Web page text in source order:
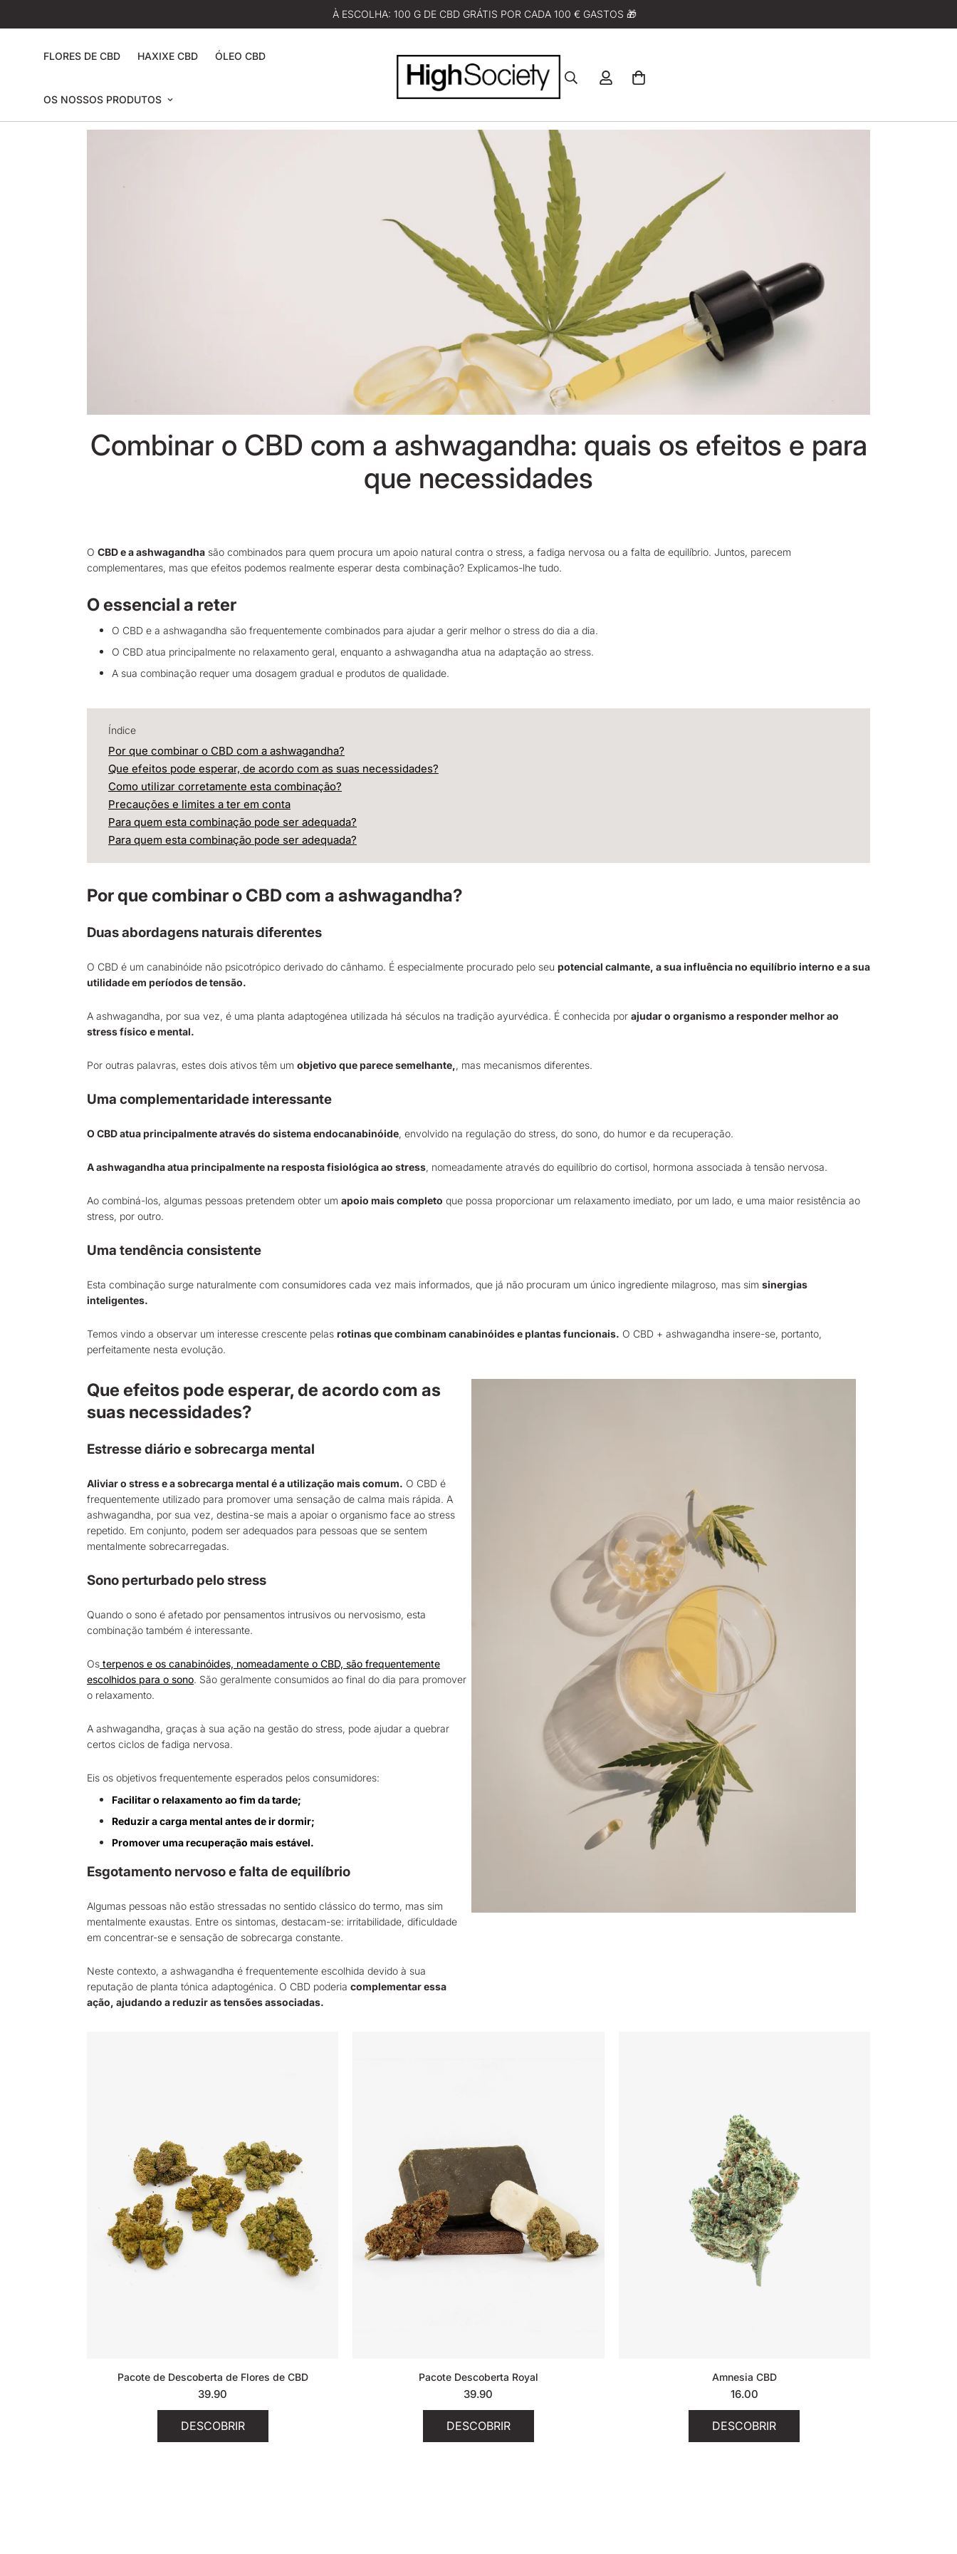
À ESCOLHA: 100 G DE CBD GRÁTIS POR CADA 100 € GASTOS 🎁
FLORES DE CBD HAXIXE CBD ÓLEO CBD
OS NOSSOS PRODUTOS
Combinar o CBD com a ashwagandha: quais os efeitos e para
que necessidades
O CBD e a ashwagandha são combinados para quem procura um apoio natural contra o stress, a fadiga nervosa ou a falta de equilíbrio. Juntos, parecem
complementares, mas que efeitos podemos realmente esperar desta combinação? Explicamos-lhe tudo.
O essencial a reter
O CBD e a ashwagandha são frequentemente combinados para ajudar a gerir melhor o stress do dia a dia.
O CBD atua principalmente no relaxamento geral, enquanto a ashwagandha atua na adaptação ao stress.
A sua combinação requer uma dosagem gradual e produtos de qualidade.
Índice
Por que combinar o CBD com a ashwagandha?
Que efeitos pode esperar, de acordo com as suas necessidades?
Como utilizar corretamente esta combinação?
Precauções e limites a ter em conta
Para quem esta combinação pode ser adequada?
Para quem esta combinação pode ser adequada?
Por que combinar o CBD com a ashwagandha?
Duas abordagens naturais diferentes
O CBD é um canabinóide não psicotrópico derivado do cânhamo. É especialmente procurado pelo seu potencial calmante, a sua influência no equilíbrio interno e a sua
utilidade em períodos de tensão.
A ashwagandha, por sua vez, é uma planta adaptogénea utilizada há séculos na tradição ayurvédica. É conhecida por ajudar o organismo a responder melhor ao
stress físico e mental.
Por outras palavras, estes dois ativos têm um objetivo que parece semelhante, , mas mecanismos diferentes.
Uma complementaridade interessante
O CBD atua principalmente através do sistema endocanabinóide, envolvido na regulação do stress, do sono, do humor e da recuperação.
A ashwagandha atua principalmente na resposta fisiológica ao stress, nomeadamente através do equilíbrio do cortisol, hormona associada à tensão nervosa.
Ao combiná-los, algumas pessoas pretendem obter um apoio mais completo que possa proporcionar um relaxamento imediato, por um lado, e uma maior resistência ao
stress, por outro.
Uma tendência consistente
Esta combinação surge naturalmente com consumidores cada vez mais informados, que já não procuram um único ingrediente milagroso, mas sim sinergias
inteligentes.
Temos vindo a observar um interesse crescente pelas rotinas que combinam canabinóides e plantas funcionais. O CBD + ashwagandha insere-se, portanto,
perfeitamente nesta evolução.
Que efeitos pode esperar, de acordo com as
suas necessidades?
Estresse diário e sobrecarga mental
Aliviar o stress e a sobrecarga mental é a utilização mais comum. O CBD é
frequentemente utilizado para promover uma sensação de calma mais rápida. A
ashwagandha, por sua vez, destina-se mais a apoiar o organismo face ao stress
repetido. Em conjunto, podem ser adequados para pessoas que se sentem
mentalmente sobrecarregadas.
Sono perturbado pelo stress
Quando o sono é afetado por pensamentos intrusivos ou nervosismo, esta
combinação também é interessante.
Os terpenos e os canabinóides, nomeadamente o CBD, são frequentemente
escolhidos para o sono. São geralmente consumidos ao final do dia para promover
o relaxamento.
A ashwagandha, graças à sua ação na gestão do stress, pode ajudar a quebrar
certos ciclos de fadiga nervosa.
Eis os objetivos frequentemente esperados pelos consumidores:
Facilitar o relaxamento ao fim da tarde;
Reduzir a carga mental antes de ir dormir;
Promover uma recuperação mais estável.
Esgotamento nervoso e falta de equilíbrio
Algumas pessoas não estão stressadas no sentido clássico do termo, mas sim
mentalmente exaustas. Entre os sintomas, destacam-se: irritabilidade, dificuldade
em concentrar-se e sensação de sobrecarga constante.
Neste contexto, a ashwagandha é frequentemente escolhida devido à sua
reputação de planta tónica adaptogénica. O CBD poderia complementar essa
ação, ajudando a reduzir as tensões associadas.
Pacote de Descoberta de Flores de CBD
39.90
DESCOBRIR
Pacote Descoberta Royal
39.90
DESCOBRIR
Amnesia CBD
16.00
DESCOBRIR